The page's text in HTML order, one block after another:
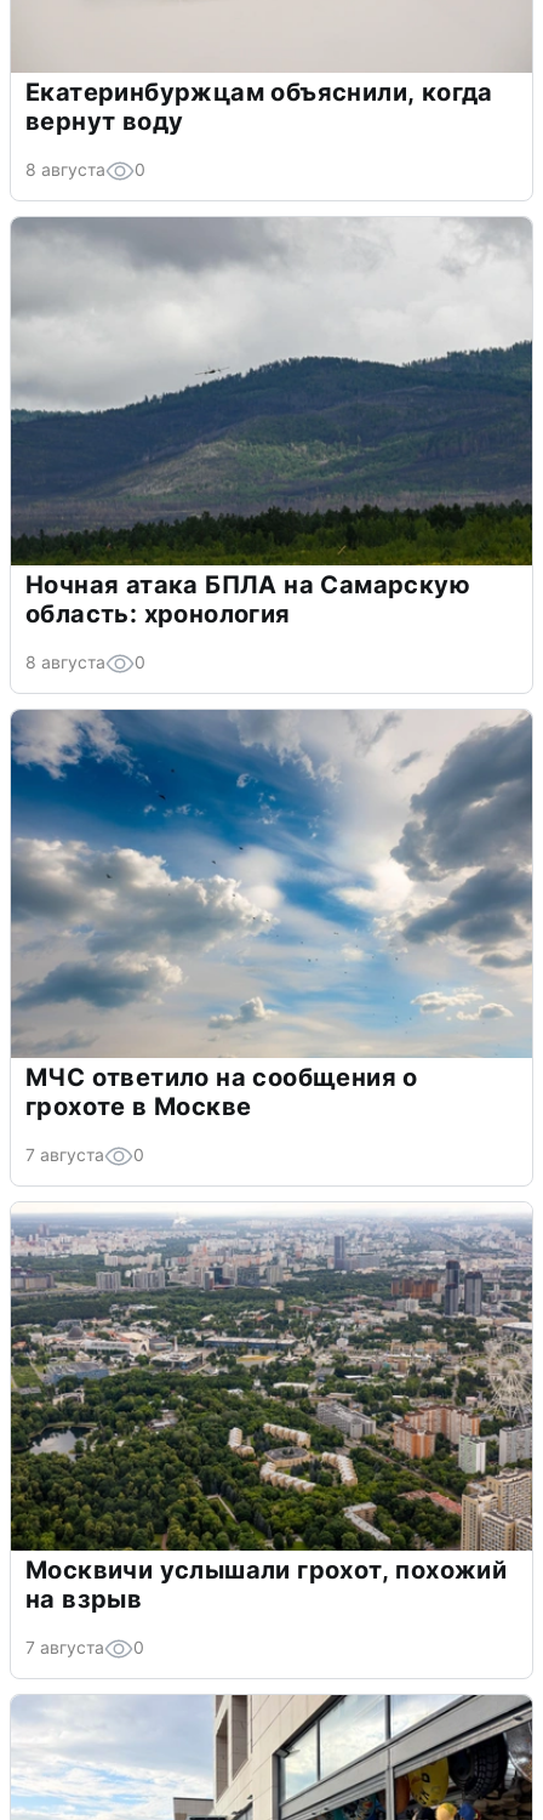
Екатеринбуржцам объяснили, когда
вернут воду
8 августа 0
Ночная атака БПЛА на Самарскую
область: хронология
8 августа 0
МЧС ответило на сообщения о
грохоте в Москве
7 августа 0
Москвичи услышали грохот, похожий
на взрыв
7 августа 0